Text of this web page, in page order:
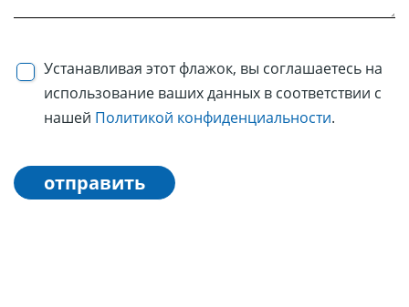
Устанавливая этот флажок, вы соглашаетесь на
использование ваших данных в соответствии с
нашей Политикой конфиденциальности.